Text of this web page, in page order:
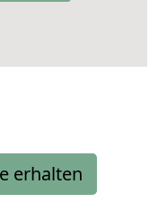
erhalten